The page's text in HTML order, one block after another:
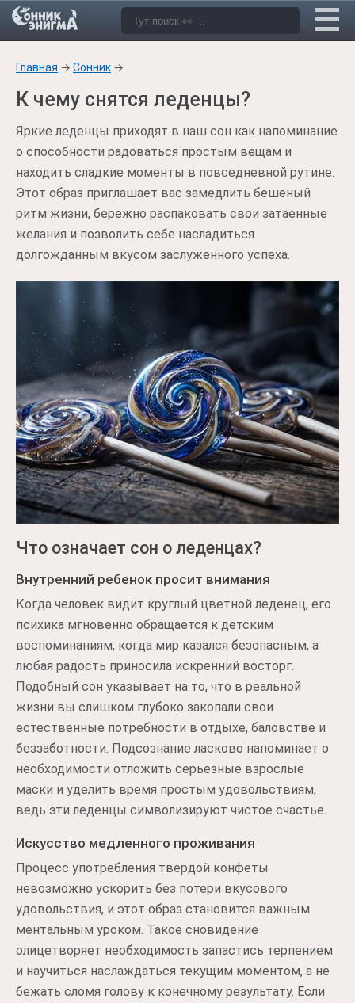
Главная → Сонник →
К чему снятся леденцы?
Яркие леденцы приходят в наш сон как напоминание
о способности радоваться простым вещам и
находить сладкие моменты в повседневной рутине.
Этот образ приглашает вас замедлить бешеный
ритм жизни, бережно распаковать свои затаенные
желания и позволить себе насладиться
долгожданным вкусом заслуженного успеха.
Что означает сон о леденцах?
Внутренний ребенок просит внимания
Когда человек видит круглый цветной леденец, его
психика мгновенно обращается к детским
воспоминаниям, когда мир казался безопасным, а
любая радость приносила искренний восторг.
Подобный сон указывает на то, что в реальной
жизни вы слишком глубоко закопали свои
естественные потребности в отдыхе, баловстве и
беззаботности. Подсознание ласково напоминает о
необходимости отложить серьезные взрослые
маски и уделить время простым удовольствиям,
ведь эти леденцы символизируют чистое счастье.
Искусство медленного проживания
Процесс употребления твердой конфеты
невозможно ускорить без потери вкусового
удовольствия, и этот образ становится важным
ментальным уроком. Такое сновидение
олицетворяет необходимость запастись терпением
и научиться наслаждаться текущим моментом, а не
бежать сломя голову к конечному результату. Если